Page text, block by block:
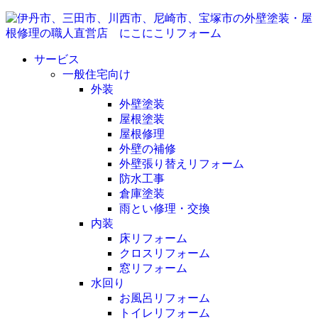
サービス
一般住宅向け
外装
外壁塗装
屋根塗装
屋根修理
外壁の補修
外壁張り替えリフォーム
防水工事
倉庫塗装
雨とい修理・交換
内装
床リフォーム
クロスリフォーム
窓リフォーム
水回り
お風呂リフォーム
トイレリフォーム